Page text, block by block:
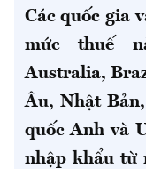
Các quốc gia
mức thuế
Australia,
Âu, Nhật
quốc Anh và
nhập khẩu từ